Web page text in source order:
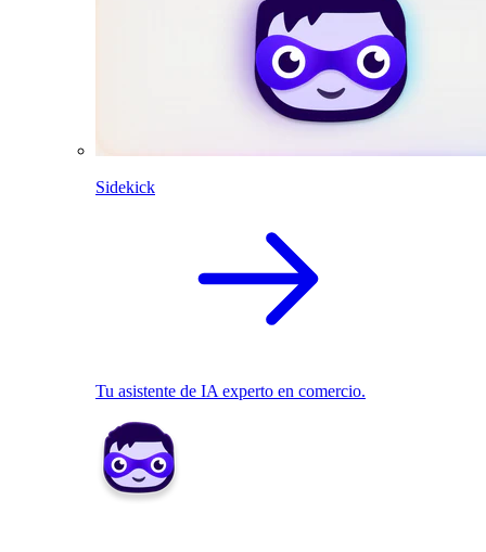
Sidekick
Tu asistente de IA experto en comercio.